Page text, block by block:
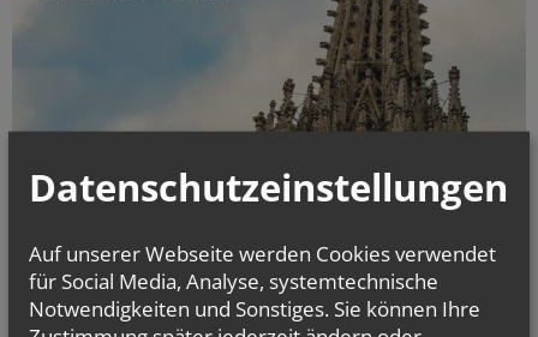
Datenschutzeinstellungen
Auf unserer Webseite werden Cookies verwendet
für Social Media, Analyse, systemtechnische
Notwendigkeiten und Sonstiges. Sie können Ihre